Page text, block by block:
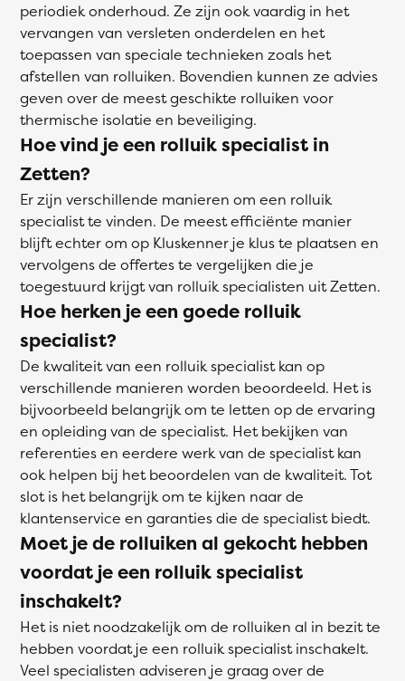
periodiek onderhoud. Ze zijn ook vaardig in het
vervangen van versleten onderdelen en het
toepassen van speciale technieken zoals het
afstellen van rolluiken. Bovendien kunnen ze advies
geven over de meest geschikte rolluiken voor
thermische isolatie en beveiliging.
Hoe vind je een rolluik specialist in
Zetten?
Er zijn verschillende manieren om een rolluik
specialist te vinden. De meest efficiënte manier
blijft echter om op Kluskenner je klus te plaatsen en
vervolgens de offertes te vergelijken die je
toegestuurd krijgt van rolluik specialisten uit Zetten.
Hoe herken je een goede rolluik
specialist?
De kwaliteit van een rolluik specialist kan op
verschillende manieren worden beoordeeld. Het is
bijvoorbeeld belangrijk om te letten op de ervaring
en opleiding van de specialist. Het bekijken van
referenties en eerdere werk van de specialist kan
ook helpen bij het beoordelen van de kwaliteit. Tot
slot is het belangrijk om te kijken naar de
klantenservice en garanties die de specialist biedt.
Moet je de rolluiken al gekocht hebben
voordat je een rolluik specialist
inschakelt?
Het is niet noodzakelijk om de rolluiken al in bezit te
hebben voordat je een rolluik specialist inschakelt.
Veel specialisten adviseren je graag over de